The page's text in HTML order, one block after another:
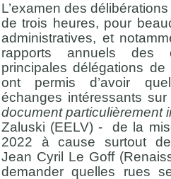
L’examen des
de trois heures, pour
administratives, et
rapports annuels des
principales délégations
ont permis d’avoir
échanges intéressants
document particulièrement
Zaluski (EELV) - de la
2022 à cause surtout
Jean Cyril Le Goff
demander quelles rues